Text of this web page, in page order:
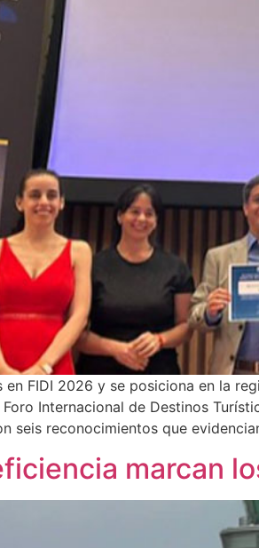
en FIDI 2026 y se posiciona en la
Internacional de Destinos
seis reconocimientos que
marcan